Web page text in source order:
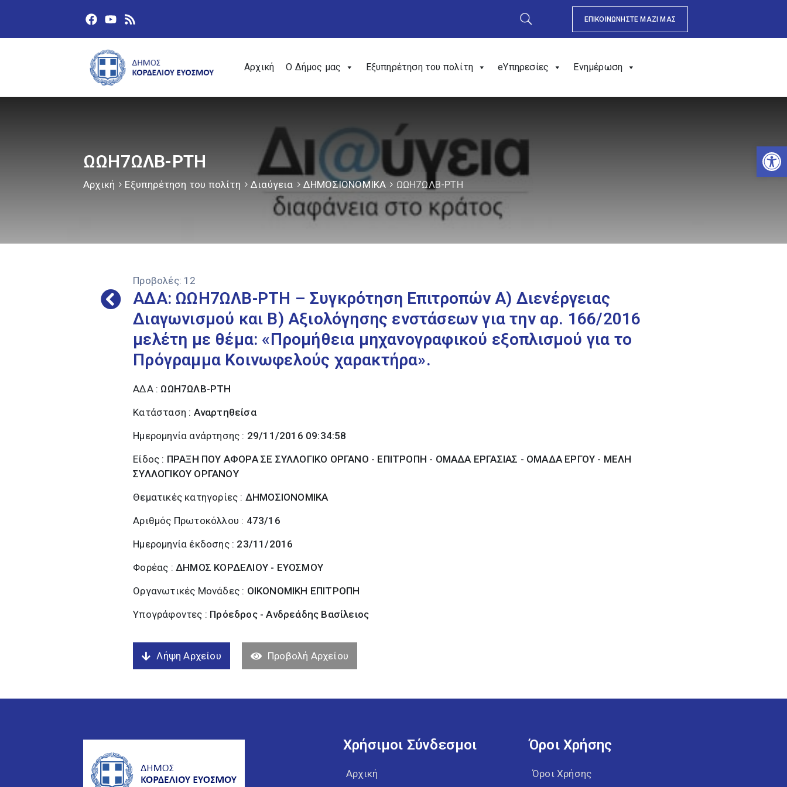
ΕΠΙΚΟΙΝΩΝΗΣΤΕ ΜΑΖΙ ΜΑΣ
Αρχική Ο Δήμος μας Εξυπηρέτηση του πολίτη eΥπηρεσίες Ενημέρωση
ΩΩΗ7ΩΛΒ-ΡΤΗ
Αρχική Εξυπηρέτηση του πολίτη Διαύγεια ΔΗΜΟΣΙΟΝΟΜΙΚΑ ΩΩΗ7ΩΛΒ-ΡΤΗ
Προβολές: 12
ΑΔΑ: ΩΩΗ7ΩΛΒ-ΡΤΗ – Συγκρότηση Επιτροπών Α) Διενέργειας
Διαγωνισμού και Β) Αξιολόγησης ενστάσεων για την αρ. 166/2016
μελέτη με θέμα: «Προμήθεια μηχανογραφικού εξοπλισμού για το
Πρόγραμμα Κοινωφελούς χαρακτήρα».
ΑΔΑ : ΩΩΗ7ΩΛΒ-ΡΤΗ
Κατάσταση : Αναρτηθείσα
Ημερομηνία ανάρτησης : 29/11/2016 09:34:58
Είδος : ΠΡΑΞΗ ΠΟΥ ΑΦΟΡΑ ΣΕ ΣΥΛΛΟΓΙΚΟ ΟΡΓΑΝΟ - ΕΠΙΤΡΟΠΗ - ΟΜΑΔΑ ΕΡΓΑΣΙΑΣ - ΟΜΑΔΑ ΕΡΓΟΥ - ΜΕΛΗ
ΣΥΛΛΟΓΙΚΟΥ ΟΡΓΑΝΟΥ
Θεματικές κατηγορίες : ΔΗΜΟΣΙΟΝΟΜΙΚΑ
Αριθμός Πρωτοκόλλου : 473/16
Ημερομηνία έκδοσης : 23/11/2016
Φορέας :ΔΗΜΟΣ ΚΟΡΔΕΛΙΟΥ - ΕΥΟΣΜΟΥ
Οργανωτικές Μονάδες : ΟΙΚΟΝΟΜΙΚΗ ΕΠΙΤΡΟΠΗ
Υπογράφοντες : Πρόεδρος - Ανδρεάδης Βασίλειος
Λήψη Αρχείου Προβολή Αρχείου
Χρήσιμοι Σύνδεσμοι
Αρχική
Όροι Χρήσης
Όροι Χρήσης